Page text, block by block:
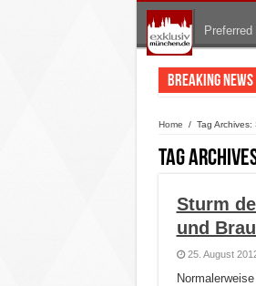
Breaking News
Home / Tag
Tag
Sturm
und
25. August